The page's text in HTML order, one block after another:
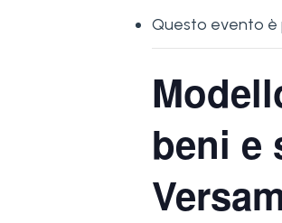
Questo evento è
beni e